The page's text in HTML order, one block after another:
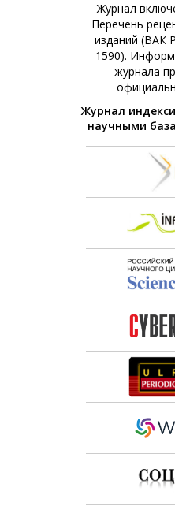
Журнал
Перечень
изданий (ВАК
1590).
журнала
Журнал
научными